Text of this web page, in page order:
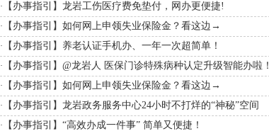
·
【办事指引】龙岩工伤医疗费免垫付，网办更便捷!
·
【办事指引】如何网上申领失业保险金？看这边→
·
【办事指引】养老认证手机办、一年一次超简单！
·
【办事指引】@龙岩人 医保门诊特殊病种认定升级智能办啦！
·
【办事指引】如何网上申领失业保险金？看这边→
·
【办事指引】龙岩政务服务中心24小时不打烊的“神秘”空间
·
【办事指引】“高效办成一件事” 简单又便捷！